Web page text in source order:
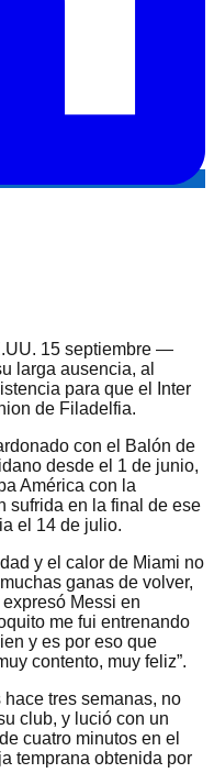
15 septiembre —
larga ausencia, al
para que el Inter
de Filadelfia.
con el Balón de
desde el 1 de junio,
América con la
sufrida en la final de ese
el 14 de julio.
y el calor de Miami no
ganas de volver,
Messi en
me fui entrenando
y es por eso que
contento, muy feliz”.
tres semanas, no
club, y lució con un
cuatro minutos en el
temprana obtenida por